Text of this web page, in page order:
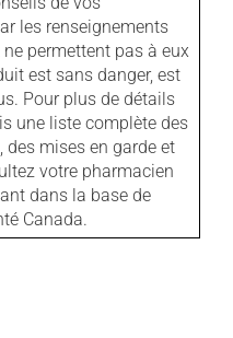
les renseignements
permettent pas à eux
est sans danger, est
Pour plus de détails
une liste complète des
mises en garde et
votre pharmacien
dans la base de
Canada.